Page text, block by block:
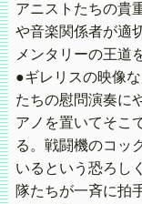
アニストたちの貴
や音楽関係者が適
メンタリーの王道
●ギレリスの映像
たちの慰問演奏に
アノを置いてそこ
る。戦闘機のコッ
いるという恐ろし
隊たちが一斉に拍